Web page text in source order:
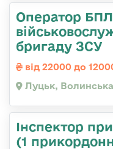
Оператор
бригаду ЗСУ
від 22000 до
Луцьк,
Інспектор
(1